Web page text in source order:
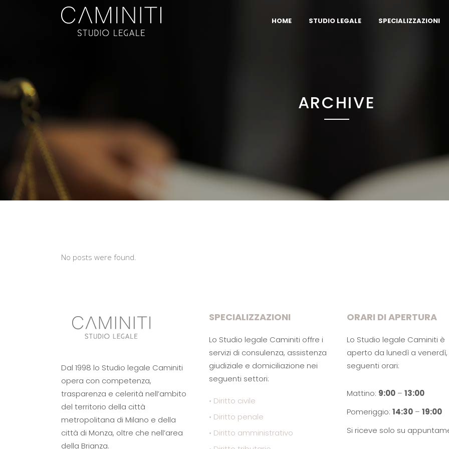
HOME STUDIO LEGALE SPECIALIZZAZIONI
ARCHIVE
No posts were found.
Dal 1998 lo Studio legale Caminiti
opera con competenza,
trasparenza e celerità nell’ambito
del territorio della città
metropolitana di Milano e della
città di Monza, oltre che nell’area
della Brianza.
SPECIALIZZAZIONI
Lo Studio legale Caminiti offre i
servizi di consulenza, assistenza
giudiziale e domiciliazione nei
seguenti settori:
• Diritto civile
• Diritto penale
• Diritto amministrativo
ORARI DI APERTURA
Lo Studio legale Caminiti è
aperto da lunedì a
seguenti orari:
Mattino: 9:00 – 13:00
Pomeriggio: 14:30 – 19:00
Si riceve solo su